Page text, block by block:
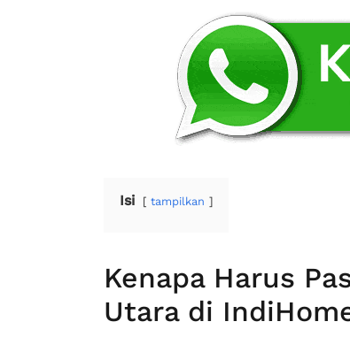
Isi tampilkan
Kenapa Harus
Utara di